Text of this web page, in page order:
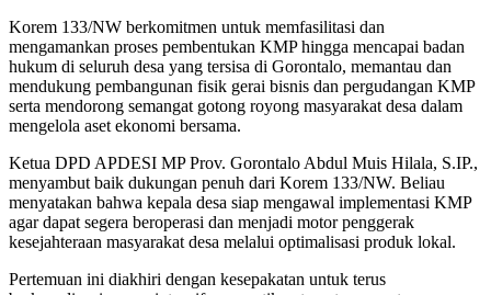
Korem 133/NW berkomitmen untuk memfasilitasi dan
mengamankan proses pembentukan KMP hingga mencapai badan
hukum di seluruh desa yang tersisa di Gorontalo, memantau dan
mendukung pembangunan fisik gerai bisnis dan pergudangan KMP
serta mendorong semangat gotong royong masyarakat desa dalam
mengelola aset ekonomi bersama.
Ketua DPD APDESI MP Prov. Gorontalo Abdul Muis Hilala, S.IP.,
menyambut baik dukungan penuh dari Korem 133/NW. Beliau
menyatakan bahwa kepala desa siap mengawal implementasi KMP
agar dapat segera beroperasi dan menjadi motor penggerak
kesejahteraan masyarakat desa melalui optimalisasi produk lokal.
Pertemuan ini diakhiri dengan kesepakatan untuk terus